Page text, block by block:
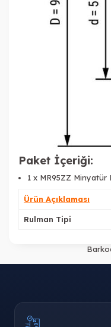
Paket İçeriği:
1 x MR95ZZ Minyatür
Ürün Açıklaması
Rulman Tipi